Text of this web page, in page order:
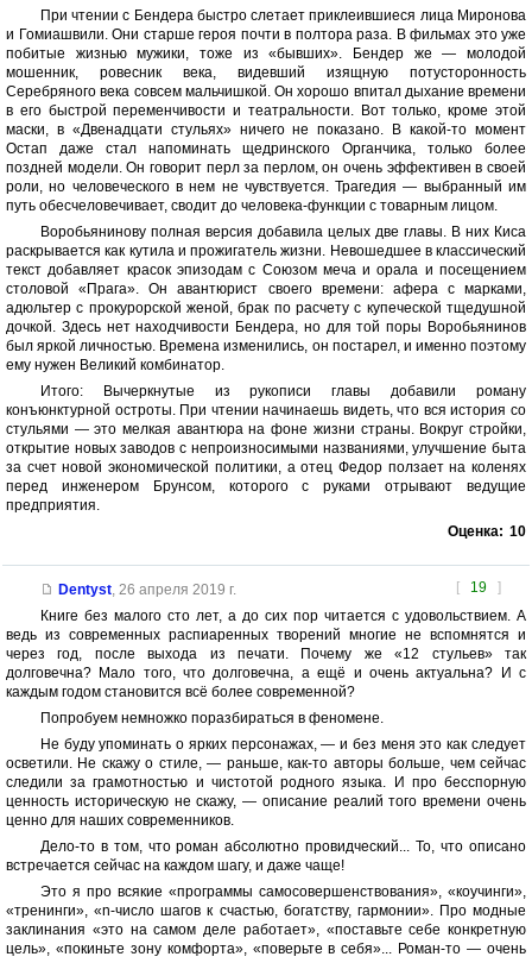
При чтении с Бендера быстро слетает приклеившиеся лица Миронова
и Гомиашвили. Они старше героя почти в полтора раза. В фильмах это уже
побитые жизнью мужики, тоже из «бывших». Бендер же — молодой
мошенник, ровесник века, видевший изящную потусторонность
Серебряного века совсем мальчишкой. Он хорошо впитал дыхание времени
в его быстрой переменчивости и театральности. Вот только, кроме этой
маски, в «Двенадцати стульях» ничего не показано. В какой-то момент
Остап даже стал напоминать щедринского Органчика, только более
поздней модели. Он говорит перл за перлом, он очень эффективен в своей
роли, но человеческого в нем не чувствуется. Трагедия — выбранный им
путь обесчеловечивает, сводит до человека-функции с товарным лицом.
Воробьянинову полная версия добавила целых две главы. В них Киса
раскрывается как кутила и прожигатель жизни. Невошедшее в классический
текст добавляет красок эпизодам с Союзом меча и орала и посещением
столовой «Прага». Он авантюрист своего времени: афера с марками,
адюльтер с прокурорской женой, брак по расчету с купеческой тщедушной
дочкой. Здесь нет находчивости Бендера, но для той поры Воробьянинов
был яркой личностью. Времена изменились, он постарел, и именно поэтому
ему нужен Великий комбинатор.
Итого: Вычеркнутые из рукописи главы добавили роману
конъюнктурной остроты. При чтении начинаешь видеть, что вся история со
стульями — это мелкая авантюра на фоне жизни страны. Вокруг стройки,
открытие новых заводов с непроизносимыми названиями, улучшение быта
за счет новой экономической политики, а отец Федор ползает на коленях
перед инженером Брунсом, которого с руками отрывают ведущие
предприятия.
Оценка: 10
[ 19 ]
Dentyst, 26 апреля 2019 г.
Книге без малого сто лет, а до сих пор читается с удовольствием. А
ведь из современных распиаренных творений многие не вспомнятся и
через год, после выхода из печати. Почему же «12 стульев» так
долговечна? Мало того, что долговечна, а ещё и очень актуальна? И с
каждым годом становится всё более современной?
Попробуем немножко поразбираться в феномене.
Не буду упоминать о ярких персонажах, — и без меня это как следует
осветили. Не скажу о стиле, — раньше, как-то авторы больше, чем сейчас
следили за грамотностью и чистотой родного языка. И про бесспорную
ценность историческую не скажу, — описание реалий того времени очень
ценно для наших современников.
Дело-то в том, что роман абсолютно провидческий... То, что описано
встречается сейчас на каждом шагу, и даже чаще!
Это я про всякие «программы самосовершенствования», «коучинги»,
«тренинги», «n-число шагов к счастью, богатству, гармонии». Про модные
заклинания «это на самом деле работает», «поставьте себе конкретную
цель», «покиньте зону комфорта», «поверьте в себя»... Роман-то — очень